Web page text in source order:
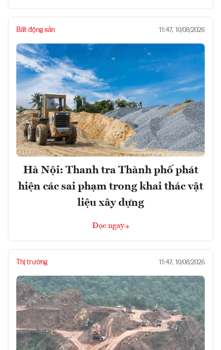
Bất động sản 11:47, 10/08/2026
Hà Nội: Thanh tra Thành phố phát
hiện các sai phạm trong khai thác vật
liệu xây dựng
Đọc ngay
Thị trường 11:47, 10/08/2026